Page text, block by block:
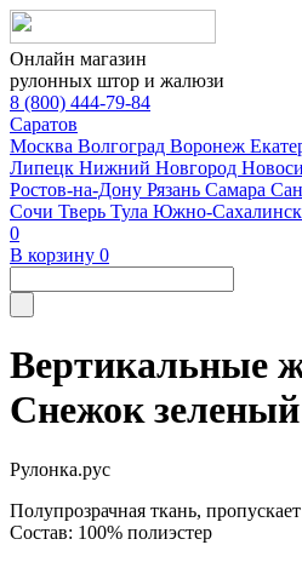
Онлайн магазин
рулонных штор и жалюзи
8 (800) 444-79-84
Саратов
Москва Волгоград Воронеж
Липецк Нижний Новгород
Ростов-на-Дону Рязань Самара
Сочи Тверь Тула Южно-Сахалинск
0
В корзину 0
Вертикальные
Снежок зеленый
Рулонка.рус
Полупрозрачная ткань,
Состав: 100% полиэстер